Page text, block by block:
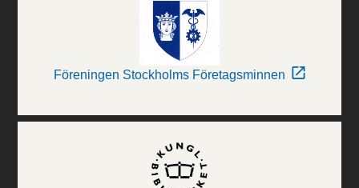
Föreningen Stockholms Företagsminnen